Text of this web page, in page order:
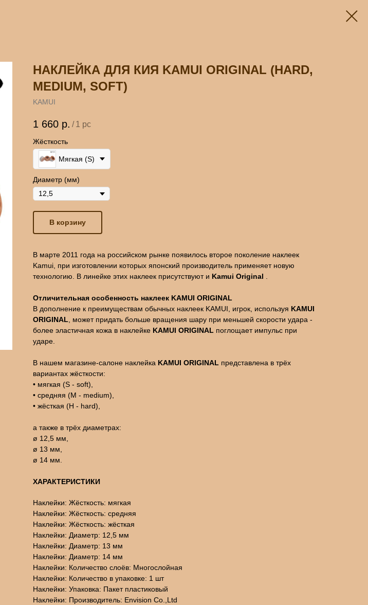
НАКЛЕЙКА ДЛЯ КИЯ KAMUI ORIGINAL (HARD,
MEDIUM, SOFT)
KAMUI
1 660 р. / 1 pc
Жёсткость
Мягкая (S)
Диаметр (мм)
В корзину
В марте 2011 года на российском рынке появилось второе поколение наклеек
Kamui, при изготовлении которых японский производитель применяет новую
технологию. В линейке этих наклеек присутствуют и Kamui Original .
Отличительная особенность наклеек KAMUI ORIGINAL
В дополнение к преимуществам обычных наклеек KAMUI, игрок, используя KAMUI
ORIGINAL, может придать больше вращения шару при меньшей скорости удара -
более эластичная кожа в наклейке KAMUI ORIGINAL поглощает импульс при
ударе.
В нашем магазине-салоне наклейка KAMUI ORIGINAL представлена в трёх
вариантах жёсткости:
• мягкая (S - soft),
• средняя (M - medium),
• жёсткая (H - hard),
а также в трёх диаметрах:
ø 12,5 мм,
ø 13 мм,
ø 14 мм.
ХАРАКТЕРИСТИКИ
Наклейки: Жёсткость: мягкая
Наклейки: Жёсткость: средняя
Наклейки: Жёсткость: жёсткая
Наклейки: Диаметр: 12,5 мм
Наклейки: Диаметр: 13 мм
Наклейки: Диаметр: 14 мм
Наклейки: Количество слоёв: Многослойная
Наклейки: Количество в упаковке: 1 шт
Наклейки: Упаковка: Пакет пластиковый
Наклейки: Производитель: Envision Co.,Ltd